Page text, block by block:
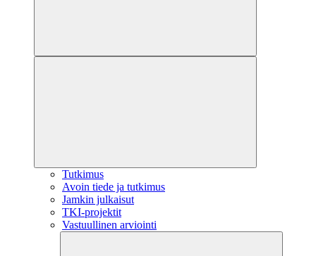
Tutkimus
Avoin tiede ja tutkimus
Jamkin julkaisut
TKI-projektit
Vastuullinen arviointi